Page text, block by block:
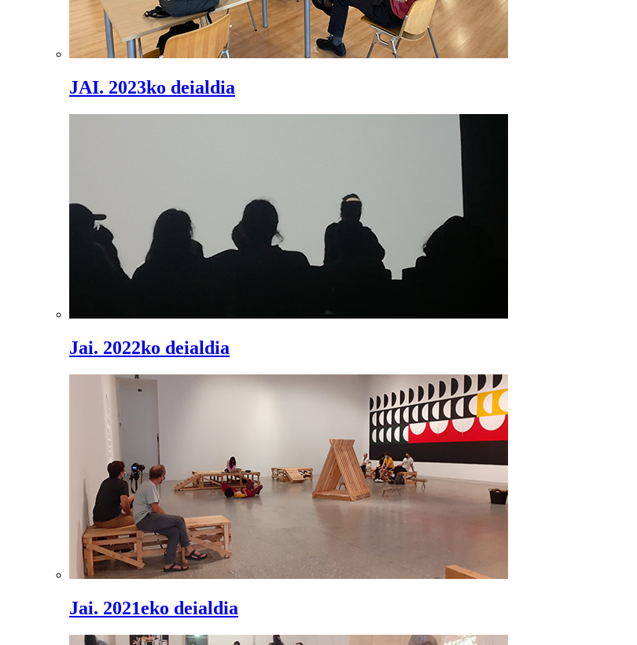
JAI. 2023ko deialdia
Jai. 2022ko deialdia
Jai. 2021eko deialdia